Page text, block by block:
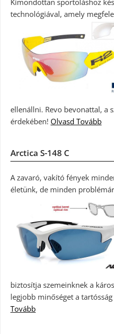
Kimondottan sportoláshoz
technológiával, amely
ellenállni. Revo bevonattal, a
érdekében! Olvasd Tovább
Arctica S-148 C
A zavaró, vakító fények
életünk, de minden
biztosítja szemeinknek a
legjobb minőséget a
Tovább